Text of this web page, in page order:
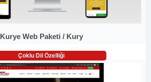
Kurye Web Paketi / Kury
Çoklu Dil Özelliği